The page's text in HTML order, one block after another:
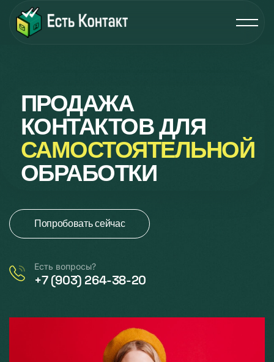
ПРОДАЖА
КОНТАКТОВ ДЛЯ
САМОСТОЯТЕЛЬНОЙ
ОБРАБОТКИ
Попробовать сейчас
Есть вопросы?
+7 (903) 264-38-20